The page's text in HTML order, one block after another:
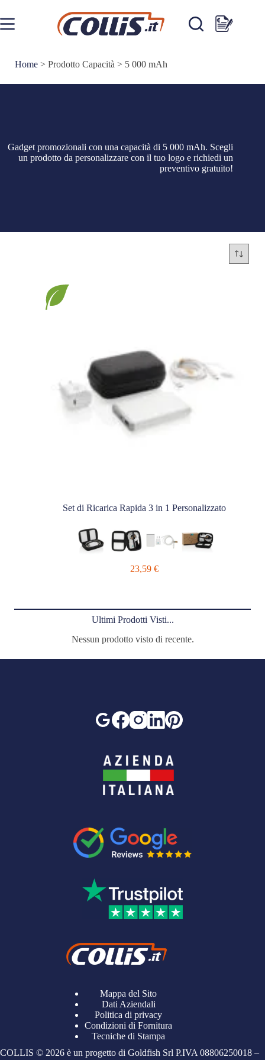
contenuto
Carrello
Home > Prodotto Capacità > 5 000 mAh
Gadget promozionali con una capacità di 5 000 mAh. Scegli
un prodotto da personalizzare con il tuo logo e richiedi un
preventivo gratuito!
Set di Ricarica Rapida 3 in 1 Personalizzato
23,59 €
Ultimi Prodotti Visti...
Nessun prodotto visto di recente.
Mappa del Sito
Dati Aziendali
Politica di privacy
Condizioni di Fornitura
Tecniche di Stampa
COLLIS © 2026 è un progetto di Goldfish Srl P.IVA 08806250018 –